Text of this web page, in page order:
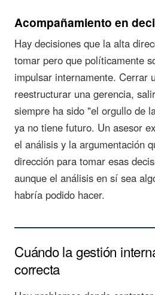
Acompañamiento en
Hay decisiones que la alta
tomar pero que políticamente
impulsar internamente. Cerrar
reestructurar una gerencia,
siempre ha sido "el orgullo de
ya no tiene futuro. Un asesor
el análisis y la argumentación
dirección para tomar esas
aunque el análisis en sí sea
habría podido hacer.
Cuándo la gestión
correcta